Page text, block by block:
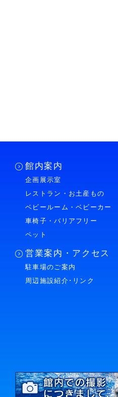
館内案内
企画展示室
レストラン・お土産もの
ベビールーム・ベビーカー
車椅子・バリアフリー
ペット
営業案内・アクセス
駐車場のご案内
周辺施設紹介･リンク